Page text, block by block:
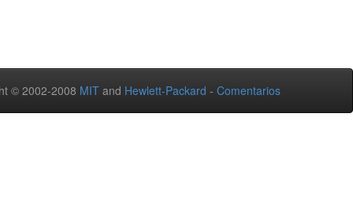
© 2002-2008 MIT and Hewlett-Packard - Comentarios